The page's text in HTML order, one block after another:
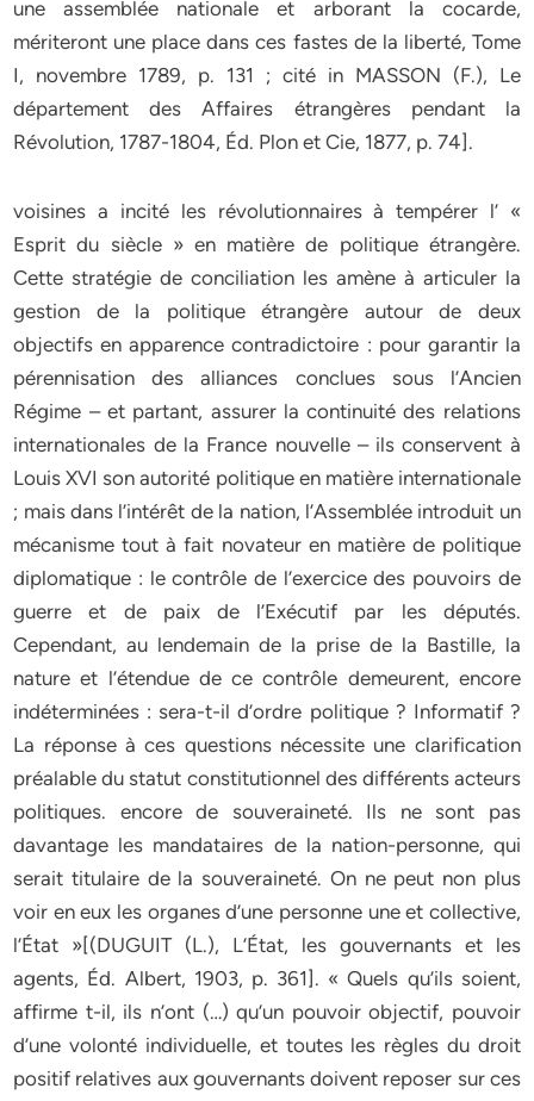
une assemblée nationale et arborant la cocarde,
mériteront une place dans ces fastes de la liberté, Tome
I, novembre 1789, p. 131 ; cité in MASSON (F.), Le
département des Affaires étrangères pendant la
Révolution, 1787-1804, Éd. Plon et Cie, 1877, p. 74].
voisines a incité les révolutionnaires à tempérer l’ «
Esprit du siècle » en matière de politique étrangère.
Cette stratégie de conciliation les amène à articuler la
gestion de la politique étrangère autour de deux
objectifs en apparence contradictoire : pour garantir la
pérennisation des alliances conclues sous l’Ancien
Régime – et partant, assurer la continuité des relations
internationales de la France nouvelle – ils conservent à
Louis XVI son autorité politique en matière internationale
; mais dans l’intérêt de la nation, l’Assemblée introduit un
mécanisme tout à fait novateur en matière de politique
diplomatique : le contrôle de l’exercice des pouvoirs de
guerre et de paix de l’Exécutif par les députés.
Cependant, au lendemain de la prise de la Bastille, la
nature et l’étendue de ce contrôle demeurent, encore
indéterminées : sera-t-il d’ordre politique ? Informatif ?
La réponse à ces questions nécessite une clarification
préalable du statut constitutionnel des différents acteurs
politiques. encore de souveraineté. Ils ne sont pas
davantage les mandataires de la nation-personne, qui
serait titulaire de la souveraineté. On ne peut non plus
voir en eux les organes d’une personne une et collective,
l’État »[(DUGUIT (L.), L’État, les gouvernants et les
agents, Éd. Albert, 1903, p. 361]. « Quels qu’ils soient,
affirme t-il, ils n’ont (…) qu’un pouvoir objectif, pouvoir
d’une volonté individuelle, et toutes les règles du droit
positif relatives aux gouvernants doivent reposer sur ces